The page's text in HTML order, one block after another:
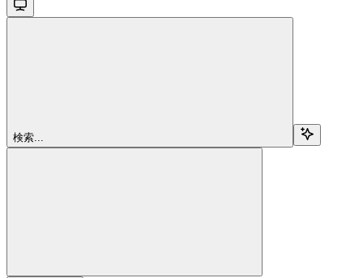
検索...